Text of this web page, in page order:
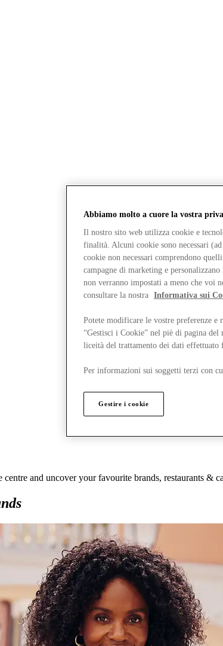
and uncover your favourite brands, restaurants &
Abbiamo molto a cuore la vostra
Il nostro sito web utilizza cookie e
finalità. Alcuni cookie sono necessari
cookie non necessari comprendono
campagne di marketing e
non verranno impostati a meno che
consultare la nostra Informativa sui
Potete modificare le vostre preferenze e
“Gestisci i Cookie” nel piè di pagina del
liceità del trattamento dei dati effettuato
Per informazioni sui soggetti terzi con
Gestire i cookie